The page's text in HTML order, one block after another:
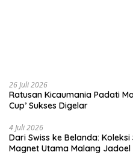
26 Juli 2026
Ratusan Kicaumania Padati
Cup’ Sukses Digelar
4 Juli 2026
Dari Swiss ke Belanda:
Magnet Utama Malang Jadoel